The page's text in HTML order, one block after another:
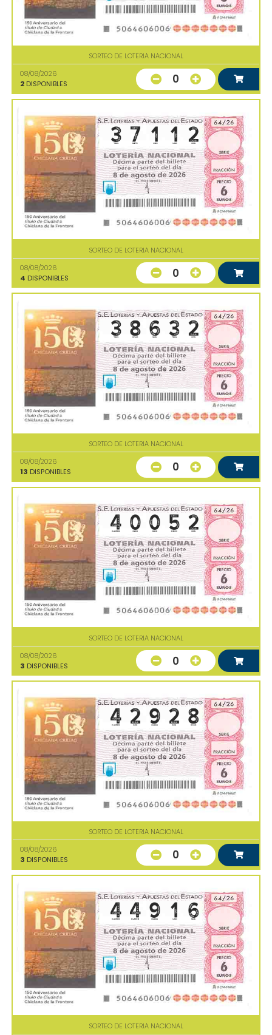
SORTEO DE LOTERIA NACIONAL
08/08/2026
2 DISPONIBLES 0
SORTEO DE LOTERIA NACIONAL
08/08/2026
4 DISPONIBLES 0
SORTEO DE LOTERIA NACIONAL
08/08/2026
13 DISPONIBLES 0
SORTEO DE LOTERIA NACIONAL
08/08/2026
3 DISPONIBLES 0
SORTEO DE LOTERIA NACIONAL
08/08/2026
3 DISPONIBLES 0
SORTEO DE LOTERIA NACIONAL